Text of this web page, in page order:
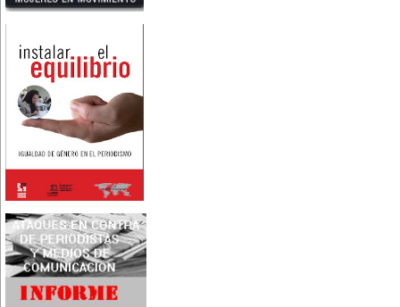
4 de marzo:
En México muere Adelina
Zendejas (1909-1993), periodista,
derechos de las mujeres.
5 de marzo:
En Dijon fallece Gabrielle Suchon
(1703), notable filósofa francesa,
autora del Tratado de la moral y
de la política (1693), la primera
obra explícitamente filosófica
escrita por una mujer en el
8 de marzo:
nace Juana Fernández Morales
(1895-1980), poeta conocida
Ibarbourou, o 'Juana de América'.
Se la considera una de las figuras
clave de la poesía
hispanoamericana
contemporánea.
14 de marzo:
Nace, en la Ciudad de México,
Matilde Montoya (1857-1938). Fue